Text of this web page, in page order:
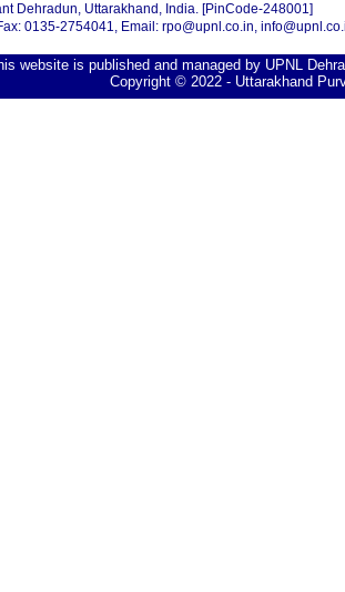
Dehradun, Uttarakhand, India. [PinCode-248001]
0135-2754041, Email: rpo@upnl.co.in,
website is published and managed by UPNL
Copyright © 2022 - Uttarakhand